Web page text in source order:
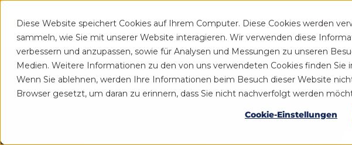
Diese Website speichert Cookies auf Ihrem Computer. Diese Cookies werden
sammeln, wie Sie mit unserer Website interagieren. Wir verwenden diese
verbessern und anzupassen, sowie für Analysen und Messungen zu unseren
Medien. Weitere Informationen zu den von uns verwendeten Cookies finden Sie
Wenn Sie ablehnen, werden Ihre Informationen beim Besuch dieser Website
Browser gesetzt, um daran zu erinnern, dass Sie nicht nachverfolgt werden
Cookie-Einstellungen
Patient Praxis Funktionen